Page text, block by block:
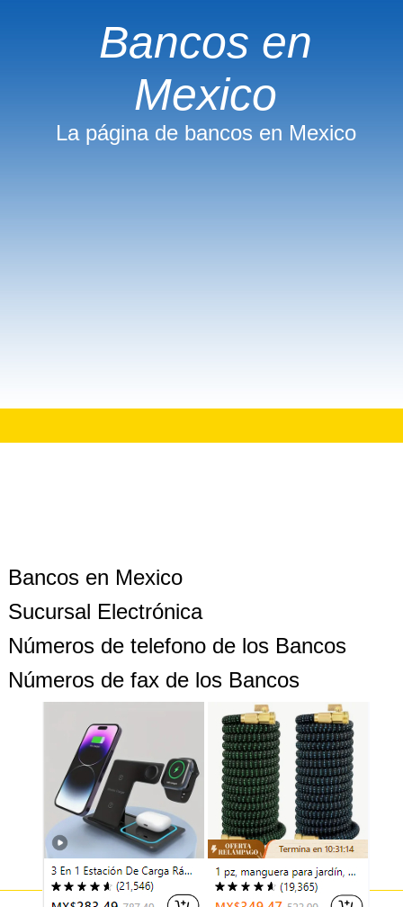
Bancos en
Mexico
La página de bancos en Mexico
Bancos en Mexico
Sucursal Electrónica
Números de telefono de los Bancos
Números de fax de los Bancos